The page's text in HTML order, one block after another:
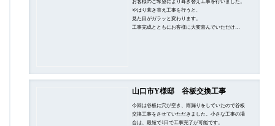
お客様のご希望により葺き替え工事を行いました。
やはり葺き替え工事を行うと、
見た目がガラッと変わります。
工事完成とともにお客様に大変喜んでいただけ…
山口市Y様邸 谷板交換工事
今回は谷板に穴が空き、雨漏りをしていたので谷板
交換工事をさせていただきました。小さな工事の場
合は、最短で1日で工事完了が可能です。